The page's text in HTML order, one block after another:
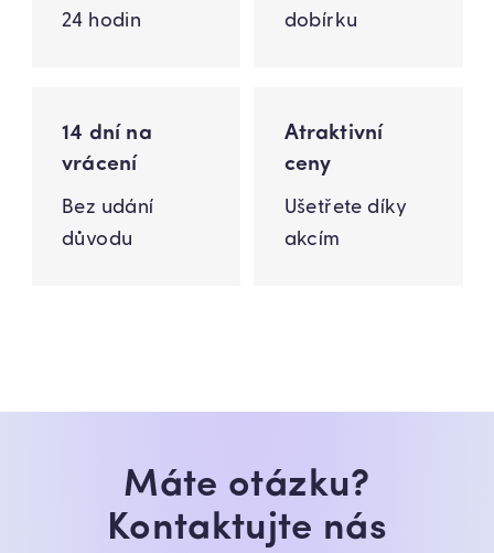
24 hodin
dobírku
14 dní na
vrácení
Bez udání
důvodu
Atraktivní
ceny
Ušetřete díky
akcím
Máte otázku?
Kontaktujte nás